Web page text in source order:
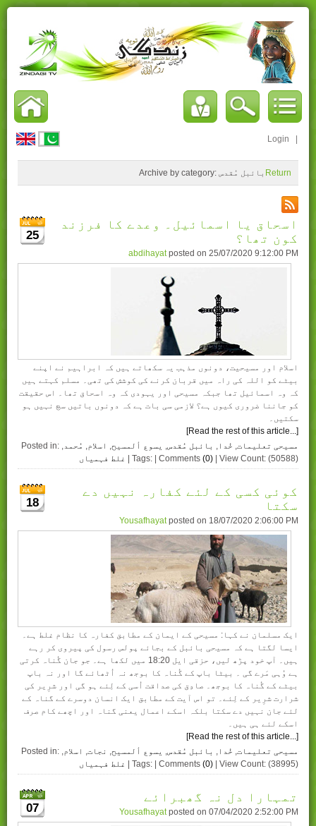
Login
Archive by category: بائبل مُقدس Return
25
اسحاق یا اسمائیل۔ وعدے کا فرزند
کون تھا؟
abdihayatposted on 25/07/2020 9:12:00 PM
اسلام اور مسیحیت، دونوں مذہب یہ سکھاتے ہیں کہ ابراہیم نے اپنے
بیٹے کو اللہ کی راہ میں قربان کرنے کی کوشش کی تھی۔ مسلم کہتے ہیں
کہ وہ اسمائیل تھا جبکہ مسیحی اور یہودی کہ وہ اسحاق تھا۔ اس حقیقت
کو جاننا ضروری کیوں ہے؟ لازمی سی بات ہے کہ دونوں باتیں سچ نہیں ہو
سکتیں۔
[Read the rest of this article...]
Posted in:
مسیحی تعلیمات, خُدا , بائبل مُقدس, یسوع ألمسیح, اسلام, مُحمد,
غلط فہمیاں
| Tags: | Comments (0) | View Count: (50588)
18
کوئی کسی کے لئے کفارہ نہیں دے
سکتا
Yousafhayatposted on 18/07/2020 2:06:00 PM
ایک مسلمان نے کہا: مسیحی کے ایمان کے مطابق کفارہ کا نظام غلط ہے۔
ایسا لگتا ہے کہ مسیحی بائبل کے بجائے پولس رسول کی پیروی کر رہے
ہیں۔ آپ خود پڑھ لیں، حزقی ایل 18:20 میں لکھا ہے۔ جو جان گُناہ کرتی
ہے وُہی مَرے گی ۔ بیٹا باپ کے گُناہ کا بوجھ نہ اُٹھائے گا اور نہ باپ
بیٹے کے گُناہ کا بوجھ۔ صادِق کی صداقت اُسی کے لِئے ہو گی اور شرِیر کی
شرارت شرِیر کے لِئے۔ تو اس آیت کے مطابق ایک انسان دوسرے کے گناہ کے
لئے جان نہیں دے سکتا بلکہ اسکے اعمال یعنی گناہ اور اچھے کام صرف
اسکے لئے ہی ہیں۔
[Read the rest of this article...]
Posted in:
مسیحی تعلیمات, خُدا , بائبل مُقدس, یسوع ألمسیح, نجات, اسلام,
غلط فہمیاں
| Tags: | Comments (0) | View Count: (38995)
07
تمہارا دل نہ گھبرائے
Yousafhayatposted on 07/04/2020 2:52:00 PM